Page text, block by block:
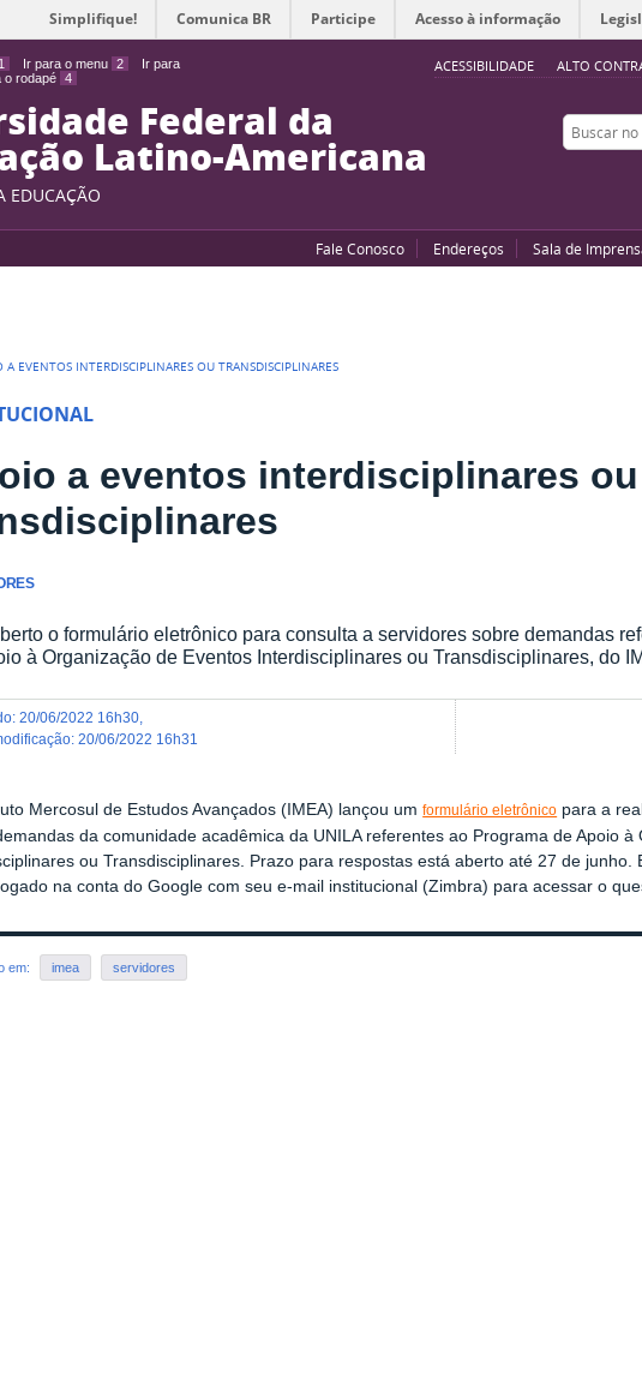
1 Ir para o menu 2
Ir para
o rodapé 4
ACESSIBILIDADE ALTO
Simplifique! Comunica BR Participe Acesso à informação
Federal da
Latino-Americana
EDUCAÇÃO
Buscar no
Fale Conosco Endereços Sala de
A EVENTOS INTERDISCIPLINARES OU TRANSDISCIPLINARES
a eventos interdisciplinares ou
o formulário eletrônico para consulta a servidores sobre demandas
à Organização de Eventos Interdisciplinares ou Transdisciplinares, do
:20/06/2022 16h30
:20/06/2022 16h31
Mercosul de Estudos Avançados (IMEA) lançou umformulário eletrônico para a
da comunidade acadêmica da UNILA referentes ao Programa de Apoio à
ou Transdisciplinares. Prazo para respostas está aberto até 27 de junho.
na conta do Google com seu e-mail institucional (Zimbra) para acessar o
em: imea servidores